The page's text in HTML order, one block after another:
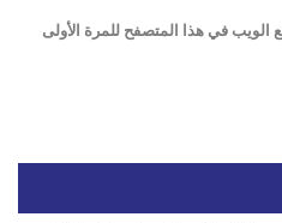
الويب في هذا المتصفح للمرة الأولى